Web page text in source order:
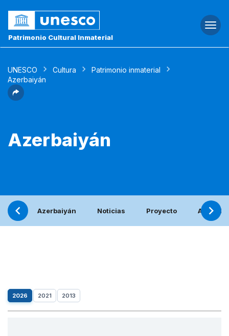
Patrimonio Cultural Inmaterial
UNESCO Cultura
Patrimonio inmaterial
Azerbaiyán
Azerbaiyán
Azerbaiyán Noticias Proyecto
2026 2021 2013